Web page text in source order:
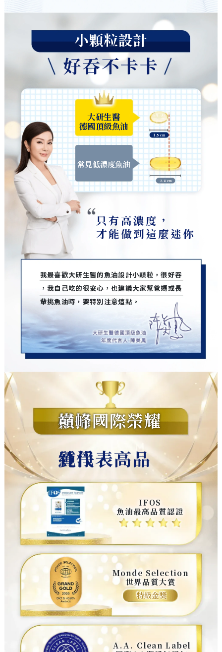
小顆粒設計
好吞不卡卡
大研生醫
德國頂級魚油
常見低濃度魚油
1.5 cm
2.8 cm
只有高濃度，
才能做到這麼迷你
我最喜歡大研生醫的魚油設計小顆粒，很好吞
，我自己吃的很安心，也建議大家幫爸媽或長
輩挑魚油時，要特別注意這點。
橫掃國際榮耀巔峰
純淨、高品質代表
IFOS
魚油最高品質認證
Monde Selection
世界品質大賞
特級金獎
A.A. Clean Label